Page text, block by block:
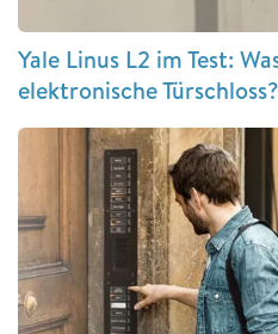
Yale Linus L2 im Test:
elektronische Türschloss?